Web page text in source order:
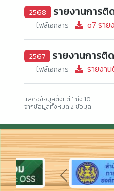
2568 รายงานการติ
ไฟล์เอกสาร o7 รา
2567 รายงานการติ
ไฟล์เอกสาร รายงา
แสดงข้อมูลตั้งแต่ 1 ถึง 10
จากข้อมูลทั้งหมด 2 ข้อมูล
Previous